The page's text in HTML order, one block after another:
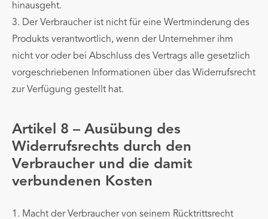
hinausgeht.
3. Der Verbraucher ist nicht für eine Wertminderung des
Produkts verantwortlich, wenn der Unternehmer ihm
nicht vor oder bei Abschluss des Vertrags alle gesetzlich
vorgeschriebenen Informationen über das Widerrufsrecht
zur Verfügung gestellt hat.
Artikel 8 – Ausübung des
Widerrufsrechts durch den
Verbraucher und die damit
verbundenen Kosten
1. Macht der Verbraucher von seinem Rücktrittsrecht